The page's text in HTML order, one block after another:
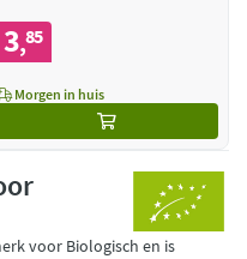
3,85
Morgen in huis
voor Biologisch en is